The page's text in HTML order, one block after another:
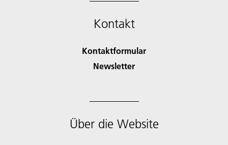
Kontakt
Kontaktformular
Newsletter
Über die Website